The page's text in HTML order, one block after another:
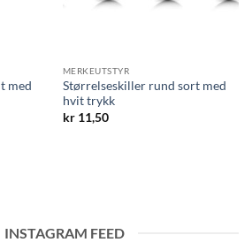
med
MERKEUTSTYR
Størrelseskiller rund sort med
hvit trykk
kr11,50
INSTAGRAM FEED